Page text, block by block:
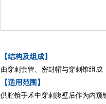
【结构及组成】
由穿刺套管、密封帽与穿刺锥组成
【适用范围】
供腔镜手术中穿刺腹壁后作为内窥